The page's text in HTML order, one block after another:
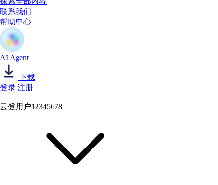
联系我们
帮助中心
AI Agent
下载
登录 注册
云登用户12345678